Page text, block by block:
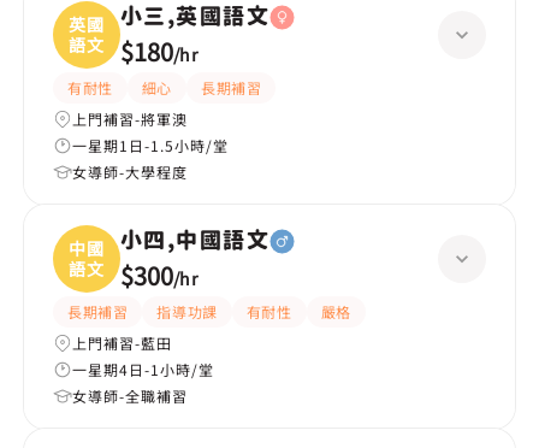
英國
語文
小三,英國語文
$180/hr
有耐性 細心
長期補習
上門補習-將軍澳
一星期1日-1.5小時/堂
女導師-大學程度
中國
語文
小四,中國語文
$300/hr
長期補習 指導功課 有耐性
嚴格
上門補習-藍田
一星期4日-1小時/堂
女導師-全職補習